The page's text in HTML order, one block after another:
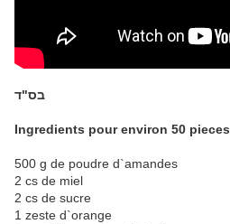
בס"ד
Ingredients pour environ 50 pieces
500 g de poudre d`amandes
2 cs de miel
2 cs de sucre
1 zeste d`orange